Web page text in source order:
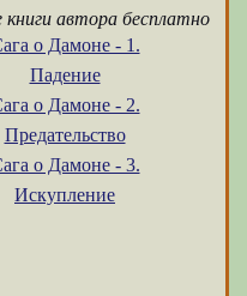
автора бесплатно
о Дамоне - 1.
Падение
о Дамоне - 2.
Предательство
о Дамоне - 3.
Искупление